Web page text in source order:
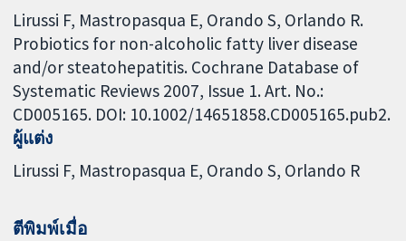
Lirussi F, Mastropasqua E, Orando S, Orlando R.
Probiotics for non-alcoholic fatty liver disease
and/or steatohepatitis. Cochrane Database of
Systematic Reviews 2007, Issue 1. Art. No.:
CD005165. DOI: 10.1002/14651858.CD005165.pub2.
ผู้แต่ง
Lirussi F Mastropasqua E Orando S Orlando R
ตีพิมพ์เมื่อ